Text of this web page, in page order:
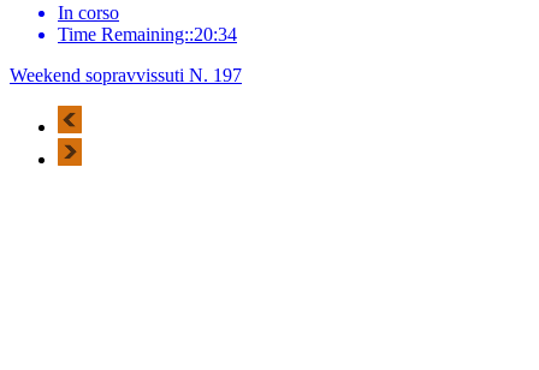
In corso
Time Remaining::20:34
Weekend sopravvissuti N. 197